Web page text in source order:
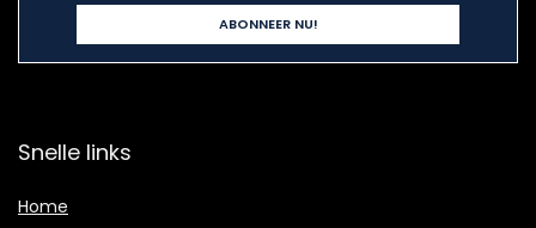
Snelle links
Home